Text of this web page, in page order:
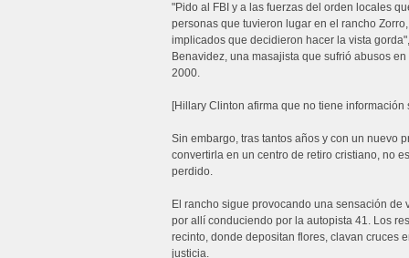
"Pido al FBI y a las fuerzas del orden locales
personas que tuvieron lugar en el rancho
implicados que decidieron hacer la vista
Benavidez, una masajista que sufrió abusos
2000.
[Hillary Clinton afirma que no tiene
Sin embargo, tras tantos años y con un nuevo
convertirla en un centro de retiro cristiano, no
perdido.
El rancho sigue provocando una sensación
por allí conduciendo por la autopista 41. Los
recinto, donde depositan flores, clavan cruces
justicia.